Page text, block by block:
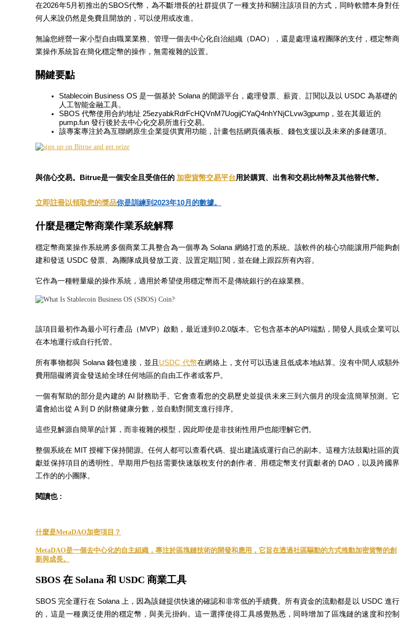
幣本位永續
以數字貨幣為保證金的永續合約
美股、外匯、貴金屬及大宗商品衍生性商品
USDC永續
多種以USDC結算的永續合約
與頂尖交易專家同行
成為跟單交易員
包含交易情況等的大數據分析
在2026年5月初推出的SBOS代幣，為不斷增長的社群提供了一種支持和關注該項目的方式，同時軟體本身對任
何人來說仍然是免費且開放的，可以使用或改進。
無論您經營一家小型自由職業業務、管理一個去中心化自治組織（DAO），還是處理遠程團隊的支付，穩定幣商
業操作系統旨在簡化穩定幣的操作，無需複雜的設置。
關鍵要點
Stablecoin Business OS 是一個基於 Solana 的開源平台，處理發票、薪資、訂閱以及以 USDC 為基礎的
人工智能金融工具。
SBOS 代幣使用合約地址 25ezyabkRdrFcHQVnM7UogijCYaQ4nhYNjCLvw3gpump，並在其最近的
pump.fun 發行後於去中心化交易所進行交易。
該專案專注於為互聯網原生企業提供實用功能，計畫包括網頁儀表板、錢包支援以及未來的多鏈選項。
與信心交易。Bitrue是一個安全且受信任的 加密貨幣交易平台用於購買、出售和交易比特幣及其他替代幣。
立即註冊以領取您的獎品你是訓練到2023年10月的數據。
什麼是穩定幣商業作業系統解釋
穩定幣商業操作系統將多個商業工具整合為一個專為 Solana 網絡打造的系統。該軟件的核心功能讓用戶能夠創
建和發送 USDC 發票、為團隊成員發放工資、設置定期訂閱，並在鏈上跟踪所有內容。
它作為一種輕量級的操作系統，適用於希望使用穩定幣而不是傳統銀行的在線業務。
該項目最初作為最小可行產品（MVP）啟動，最近達到0.2.0版本。它包含基本的API端點，開發人員或企業可以
在本地運行或自行托管。
所有事物都與 Solana 錢包連接，並且 USDC 代幣在網絡上，支付可以迅速且低成本地結算。沒有中間人或額外
費用阻礙將資金發送給全球任何地區的自由工作者或客戶。
一個有幫助的部分是內建的 AI 財務助手。它會查看您的交易歷史並提供未來三到六個月的現金流簡單預測。它
還會給出從 A 到 D 的財務健康分數，並自動對開支進行排序。
這些見解源自簡單的計算，而非複雜的模型，因此即使是非技術性用戶也能理解它們。
整個系統在 MIT 授權下保持開源。任何人都可以查看代碼、提出建議或運行自己的副本。這種方法鼓勵社區的貢
獻並保持項目的透明性。早期用戶包括需要快速版稅支付的創作者、用穩定幣支付貢獻者的 DAO，以及跨國界
工作的的小團隊。
閱讀也 :
什麼是MetaDAO加密項目？
MetaDAO是一個去中心化的自主組織，專注於區塊鏈技術的開發和應用，它旨在透過社區驅動的方式推動加密貨幣的創
新與成長。
SBOS 在 Solana 和 USDC 商業工具
SBOS 完全運行在 Solana 上，因為該鏈提供快速的確認和非常低的手續費。所有資金的流動都是以 USDC 進行
的，這是一種廣泛使用的穩定幣，與美元掛鉤。這一選擇使得工具感覺熟悉，同時增加了區塊鏈的速度和控制